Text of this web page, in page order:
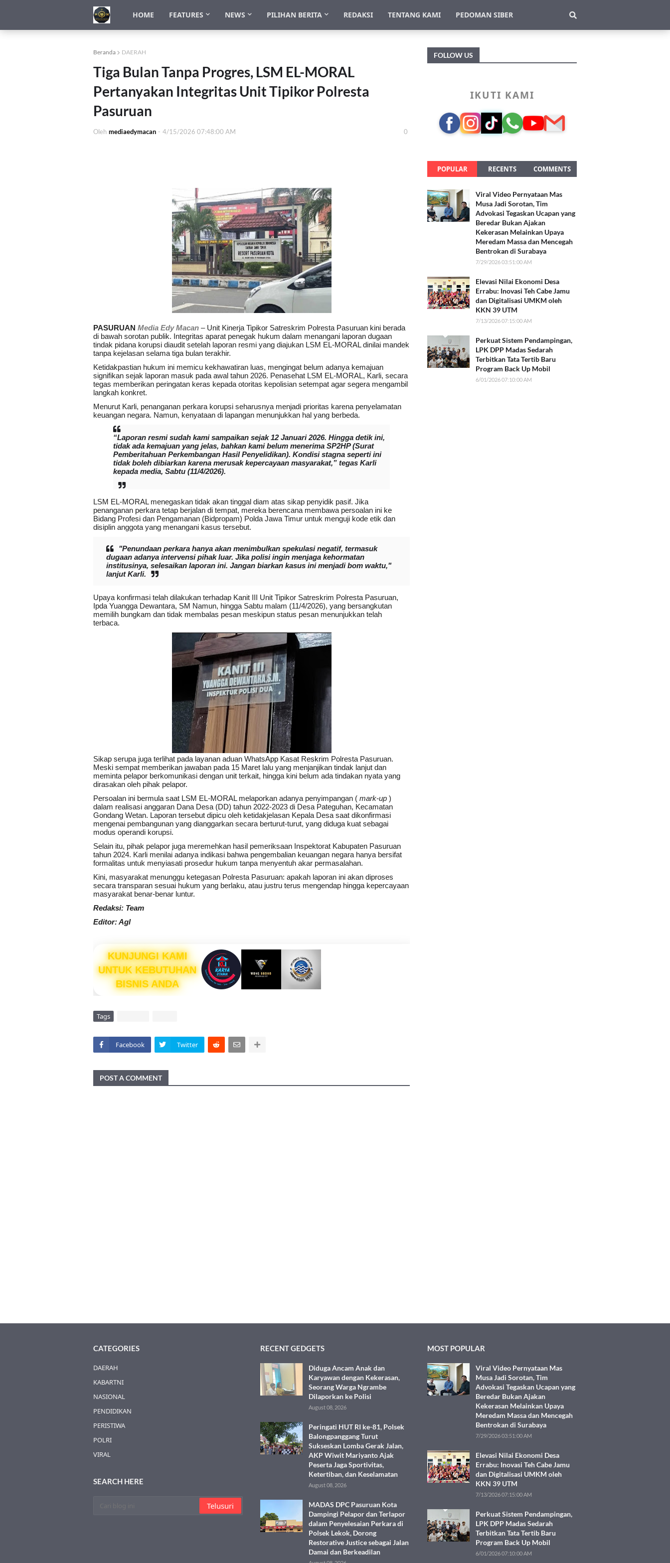
HOME FEATURES NEWS PILIHAN BERITA REDAKSI TENTANG KAMI PEDOMAN SIBER
Beranda DAERAH
Tiga Bulan Tanpa Progres, LSM EL-MORAL
Pertanyakan Integritas Unit Tipikor Polresta
Pasuruan
Oleh mediaedymacan - 4/15/2026 07:48:00 AM 0
PASURUAN Media Edy Macan – Unit Kinerja Tipikor Satreskrim Polresta Pasuruan kini berada
di bawah sorotan publik. Integritas aparat penegak hukum dalam menangani laporan dugaan
tindak pidana korupsi diaudit setelah laporan resmi yang diajukan LSM EL-MORAL dinilai mandek
tanpa kejelasan selama tiga bulan terakhir.
Ketidakpastian hukum ini memicu kekhawatiran luas, mengingat belum adanya kemajuan
signifikan sejak laporan masuk pada awal tahun 2026. Penasehat LSM EL-MORAL, Karli, secara
tegas memberikan peringatan keras kepada otoritas kepolisian setempat agar segera mengambil
langkah konkret.
Menurut Karli, penanganan perkara korupsi seharusnya menjadi prioritas karena penyelamatan
keuangan negara. Namun, kenyataan di lapangan menunjukkan hal yang berbeda.
“Laporan resmi sudah kami sampaikan sejak 12 Januari 2026. Hingga detik ini,
tidak ada kemajuan yang jelas, bahkan kami belum menerima SP2HP (Surat
Pemberitahuan Perkembangan Hasil Penyelidikan). Kondisi stagna seperti ini
tidak boleh dibiarkan karena merusak kepercayaan masyarakat,” tegas Karli
kepada media, Sabtu (11/4/2026).
LSM EL-MORAL menegaskan tidak akan tinggal diam atas sikap penyidik ​​pasif. Jika
penanganan perkara tetap berjalan di tempat, mereka berencana membawa persoalan ini ke
Bidang Profesi dan Pengamanan (Bidpropam) Polda Jawa Timur untuk menguji kode etik dan
disiplin anggota yang menangani kasus tersebut.
"Penundaan perkara hanya akan menimbulkan spekulasi negatif, termasuk
dugaan adanya intervensi pihak luar. Jika polisi ingin menjaga kehormatan
institusinya, selesaikan laporan ini. Jangan biarkan kasus ini menjadi bom waktu,"
lanjut Karli.
Upaya konfirmasi telah dilakukan terhadap Kanit III Unit Tipikor Satreskrim Polresta Pasuruan,
Ipda Yuangga Dewantara, SM Namun, hingga Sabtu malam (11/4/2026), yang bersangkutan
memilih bungkam dan tidak membalas pesan meskipun status pesan menunjukkan telah
terbaca.
Sikap serupa juga terlihat pada layanan aduan WhatsApp Kasat Reskrim Polresta Pasuruan.
Meski sempat memberikan jawaban pada 15 Maret lalu yang menjanjikan tindak lanjut dan
meminta pelapor berkomunikasi dengan unit terkait, hingga kini belum ada tindakan nyata yang
dirasakan oleh pihak pelapor.
Persoalan ini bermula saat LSM EL-MORAL melaporkan adanya penyimpangan ( mark-up )
dalam realisasi anggaran Dana Desa (DD) tahun 2022-2023 di Desa Pateguhan, Kecamatan
Gondang Wetan. Laporan tersebut dipicu oleh ketidakjelasan Kepala Desa saat dikonfirmasi
mengenai pembangunan yang dianggarkan secara berturut-turut, yang diduga kuat sebagai
modus operandi korupsi.
Selain itu, pihak pelapor juga meremehkan hasil pemeriksaan Inspektorat Kabupaten Pasuruan
tahun 2024. Karli menilai adanya indikasi bahwa pengembalian keuangan negara hanya bersifat
formalitas untuk menyiasati prosedur hukum tanpa menyentuh akar permasalahan.
Kini, masyarakat menunggu ketegasan Polresta Pasuruan: apakah laporan ini akan diproses
secara transparan sesuai hukum yang berlaku, atau justru terus mengendap hingga kepercayaan
masyarakat benar-benar luntur.
Redaksi: Team
Editor: Agl
KUNJUNGI KAMI
UNTUK KEBUTUHAN
BISNIS ANDA
Tags
Facebook Twitter
POST A COMMENT
FOLLOW US
IKUTI KAMI
POPULAR RECENTS COMMENTS
Viral Video Pernyataan Mas
Musa Jadi Sorotan, Tim
Advokasi Tegaskan Ucapan yang
Beredar Bukan Ajakan
Kekerasan Melainkan Upaya
Meredam Massa dan Mencegah
Bentrokan di Surabaya
7/29/2026 03:51:00 AM
Elevasi Nilai Ekonomi Desa
Errabu: Inovasi Teh Cabe Jamu
dan Digitalisasi UMKM oleh
KKN 39 UTM
7/13/2026 07:15:00 AM
Perkuat Sistem Pendampingan,
LPK DPP Madas Sedarah
Terbitkan Tata Tertib Baru
Program Back Up Mobil
6/01/2026 07:10:00 AM
CATEGORIES
DAERAH
KABARTNI
NASIONAL
PENDIDIKAN
PERISTIWA
POLRI
VIRAL
SEARCH HERE
RECENT GEDGETS
Diduga Ancam Anak dan
Karyawan dengan Kekerasan,
Seorang Warga Ngrambe
Dilaporkan ke Polisi
August 08, 2026
Peringati HUT RI ke-81, Polsek
Balongpanggang Turut
Sukseskan Lomba Gerak Jalan,
AKP Wiwit Mariyanto Ajak
Peserta Jaga Sportivitas,
Ketertiban, dan Keselamatan
August 08, 2026
MADAS DPC Pasuruan Kota
Dampingi Pelapor dan Terlapor
dalam Penyelesaian Perkara di
Polsek Lekok, Dorong
Restorative Justice sebagai Jalan
Damai dan Berkeadilan
MOST POPULAR
Viral Video Pernyataan Mas
Musa Jadi Sorotan, Tim
Advokasi Tegaskan Ucapan yang
Beredar Bukan Ajakan
Kekerasan Melainkan Upaya
Meredam Massa dan Mencegah
Bentrokan di Surabaya
7/29/2026 03:51:00 AM
Elevasi Nilai Ekonomi Desa
Errabu: Inovasi Teh Cabe Jamu
dan Digitalisasi UMKM oleh
KKN 39 UTM
7/13/2026 07:15:00 AM
Perkuat Sistem Pendampingan,
LPK DPP Madas Sedarah
Terbitkan Tata Tertib Baru
Program Back Up Mobil
6/01/2026 07:10:00 AM